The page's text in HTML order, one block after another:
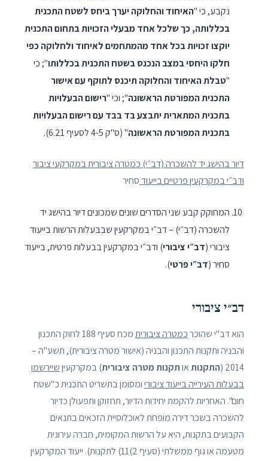
נקבע, כי "האיחוד והחלוקה יערך ביחס לשטח התכנית
בכללותה, כך שלכל אחד מבעלי הזכויות בתחום התכנית
יוקצו זכויות בכל אחד מהמתחמים לאיחוד ולחלוקה כפי
חלקו היחסי במצב הנכנס בשטח התכנית בכללותו"; כי
"טבלת האיחוד והחלוקה תיכנס לתוקף עם אישור
התכנית המפורטת הראשונה"; וכי "רישום הבעלויות
בתכנית המתארית יתבצע בד בבד עם רישום הבעלויות
בתכנית המפורטת הראשונה" (ס"ק 4-5 לסעיף 6.21).
דיור בהישג יד להשכרה (דב״י) כמטרה ציבורית במקרקעי ציבור
ודב״י במקרקעין פרטיים בייעודסחיר
המחוקק קבע שני הסדרים שונים שמכונים דיור בהישג יד
להשכרה (דב״י) – דב״י במקרקעין שבבעלות הרשות בייעוד
ציבורי (דב״י ציבורי) ודב״י במקרקעין בבעלות פרטית, בייעוד
סחיר (דב״י פרטי).
דב״י ציבורי
הוא דב"י שהוכרכמטרה ציבורית
מכח סעיף 188 לחוק התכנון
והבניה ותקנות התכנון והבניה (אישור מטרה ציבורית), תשע"ה –
2014 ( התקנותאותקנות מטרה ציבורית) במקרקעיןשיירשמו
בבעלות העירייה בייעוד ציבוריומסומן בתשריט התכנית כ"שטח
חום". האחריות להקמת יחידות הדיור, תחזוקן ותפעולן כדיור
להשכרה בשכר דירה מופחת לאוכלוסיית הזכאים בתנאים
הקבועים בתקנות, היא על הרשות המקומית, חברה עירונית
מטעמה או גוף ממשלתי (סעיף 2)11) לתקנות). ייעוד המקרקעין